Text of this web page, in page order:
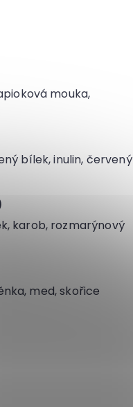
mouka,
bílek, inulin, červený
karob, rozmarýnový
med, skořice